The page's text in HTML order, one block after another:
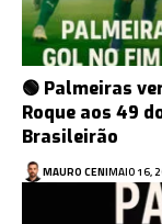
🟢 Palmeiras
Roque aos 49
Brasileirão
MAURO CENIMAIO 16,